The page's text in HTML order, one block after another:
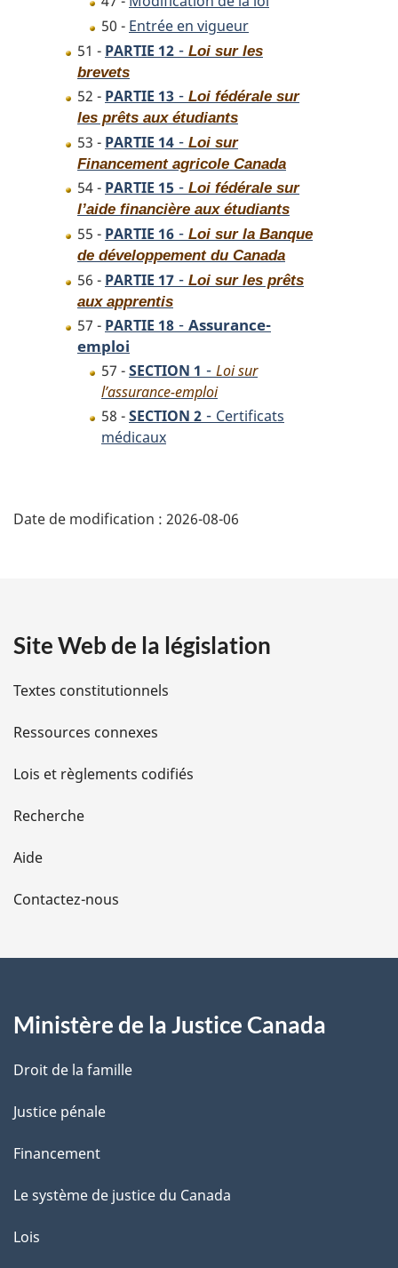
50 - Entrée en vigueur
51 - PARTIE 12 - Loi sur les
brevets
52 - PARTIE 13 - Loi fédérale sur
les prêts aux étudiants
53 - PARTIE 14 - Loi sur
Financement agricole Canada
54 - PARTIE 15 - Loi fédérale sur
l’aide financière aux étudiants
55 - PARTIE 16 - Loi sur la Banque
de développement du Canada
56 - PARTIE 17 - Loi sur les prêts
aux apprentis
57 - PARTIE 18 - Assurance-
emploi
57 -SECTION 1 - Loi sur
l’assurance-emploi
58 -SECTION 2 - Certificats
médicaux
é
i
l
s
d
e
l
a
e
Date de modification : 2026-08-06
Site Web de la législation
Textes constitutionnels
Ressources connexes
Lois et règlements codifiés
Recherche
Aide
Contactez-nous
Ministère de la Justice Canada
Droit de la famille
Justice pénale
Financement
Le système de justice du Canada
Lois